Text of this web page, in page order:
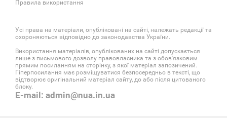
Правила використання
Усі права на матеріали, опубліковані на сайті, належать редакції та
охороняються відповідно до законодавства України.
Використання матеріалів, опублікованих на сайті допускається
лише з письмового дозволу правовласника та з обов'язковим
прямим посиланням на сторінку, з якої матеріал запозичений.
Гіперпосилання має розміщуватися безпосередньо в тексті, що
відтворює оригінальний матеріал сайту, до або після цитованого
блоку.
E-mail: admin@nua.in.ua